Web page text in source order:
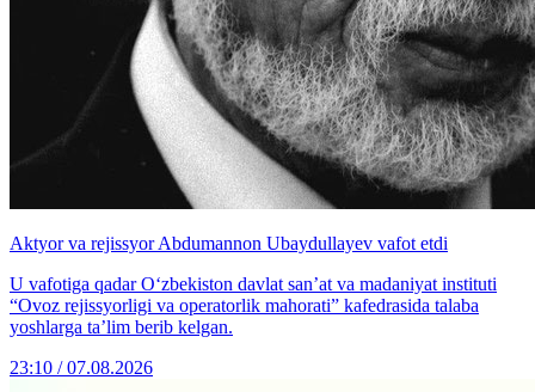
Aktyor va rejissyor Abdumannon Ubaydullayev vafot etdi
U vafotiga qadar O‘zbekiston davlat san’at va madaniyat instituti
“Ovoz rejissyorligi va operatorlik mahorati” kafedrasida talaba
yoshlarga ta’lim berib kelgan.
23:10 / 07.08.2026